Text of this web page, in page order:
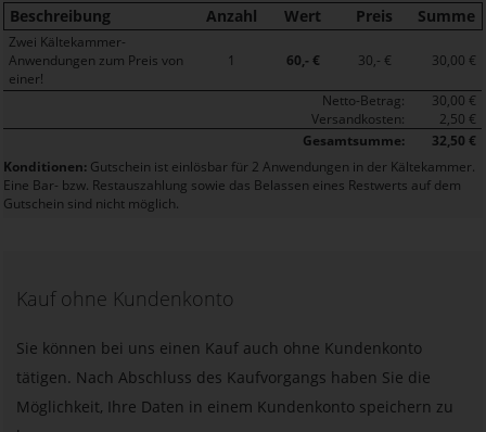
Beschreibung Anzahl Wert Preis Summe
Zwei Kältekammer-
Anwendungen zum Preis von
einer!
1 60,- € 30,- € 30,00 €
Netto-Betrag:
30,00 €
Versandkosten:
2,50 €
Gesamtsumme:
32,50 €
Konditionen: Gutschein ist einlösbar für 2 Anwendungen in der Kältekammer.
Eine Bar- bzw. Restauszahlung sowie das Belassen eines Restwerts auf dem
Gutschein sind nicht möglich.
Kauf ohne Kundenkonto
Sie können bei uns einen Kauf auch ohne Kundenkonto
tätigen. Nach Abschluss des Kaufvorgangs haben Sie die
Möglichkeit, Ihre Daten in einem Kundenkonto speichern zu